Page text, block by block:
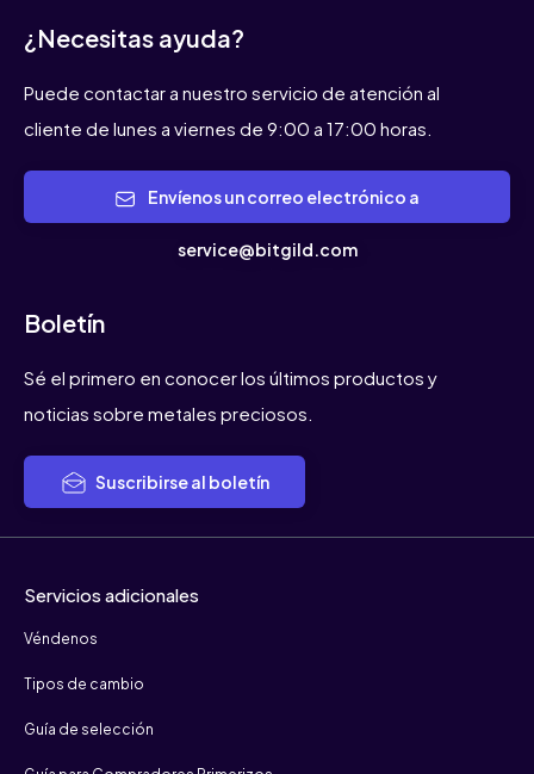
¿Necesitas ayuda?
Puede contactar a nuestro servicio de atención al
cliente de lunes a viernes de 9:00 a 17:00 horas.
service@bitgild.com
Boletín
Sé el primero en conocer los últimos productos y
noticias sobre metales preciosos.
Suscribirse al boletín
Servicios adicionales
Véndenos
Tipos de cambio
Guía de selección